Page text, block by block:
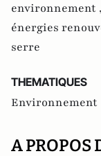
environnement ,
énergies
serre
THEMATIQUES
Environnement
A PROPOS